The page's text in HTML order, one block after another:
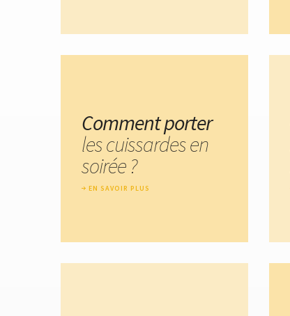
Comment porter
les cuissardes en
soirée ?
EN SAVOIR PLUS